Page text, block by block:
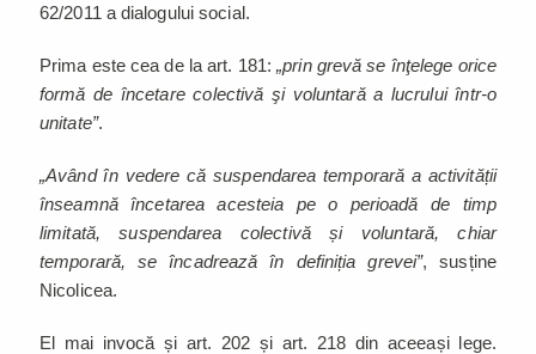
62/2011 a dialogului social.
Prima este cea de la art. 181:„prin grevă se înţelege orice
formă de încetare colectivă şi voluntară a lucrului într-o
unitate”.
„Având în vedere că suspendarea temporară a activității
înseamnă încetarea acesteia pe o perioadă de timp
limitată, suspendarea colectivă și voluntară, chiar
temporară, se încadrează în definiția grevei”, susține
Nicolicea.
El mai invocă și art. 202 și art. 218 din aceeași lege.